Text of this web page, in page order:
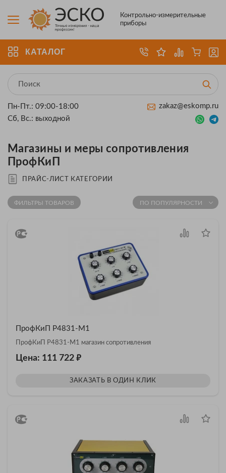
Контрольно-измерительные
приборы
КАТАЛОГ
Пн-Пт.: 09:00-18:00
Сб, Вс.: выходной
zakaz@eskomp.ru
Магазины и меры сопротивления
ПрофКиП
ПРАЙС-ЛИСТ КАТЕГОРИИ
ФИЛЬТРЫ ТОВАРОВ ПО ПОПУЛЯРНОСТИ
ПрофКиП Р4831-М1
ПрофКиП Р4831-М1 магазин сопротивления
Цена: 111 722 ₽
ЗАКАЗАТЬ В ОДИН КЛИК